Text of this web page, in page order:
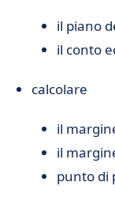
il piano
il conto
calcolare
il
il
punto di